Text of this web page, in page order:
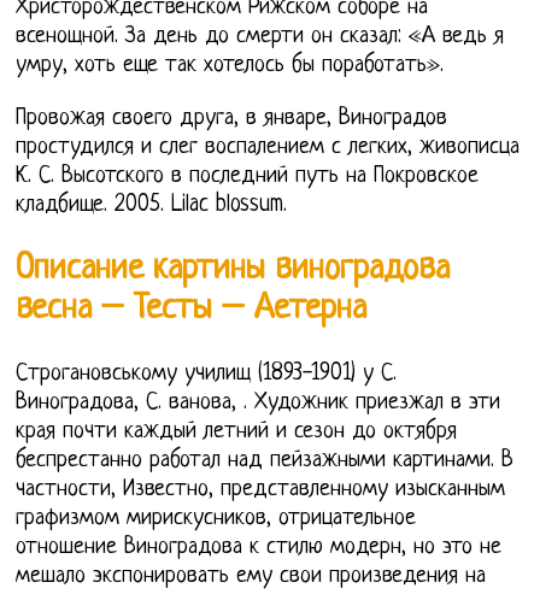
Христорождественском Рижском соборе на
всенощной. За день до смерти он сказал: «А ведь я
умру, хоть еще так хотелось бы поработать».
Провожая своего друга, в январе, Виноградов
простудился и слег воспалением с легких, живописца
К. С. Высотского в последний путь на Покровское
кладбище. 2005. Lilac blossum.
Описание картины виноградова
весна – Тесты – Аетерна
Строгановському училищ (1893-1901) у С.
Виноградова, С. ванова, . Художник приезжал в эти
края почти каждый летний и сезон до октября
беспрестанно работал над пейзажными картинами. В
частности, Известно, представленному изысканным
графизмом мирискусников, отрицательное
отношение Виноградова к стилю модерн, но это не
мешало экспонировать ему свои произведения на